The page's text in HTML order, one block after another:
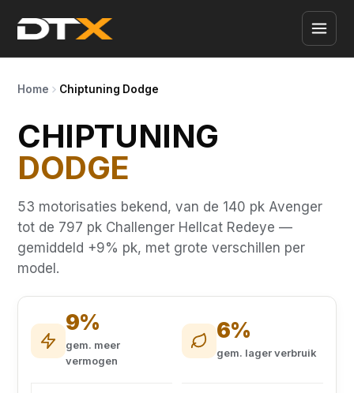
Home Chiptuning Dodge
CHIPTUNING
DODGE
53 motorisaties bekend, van de 140 pk Avenger
tot de 797 pk Challenger Hellcat Redeye —
gemiddeld +9% pk, met grote verschillen per
model.
9%
gem. meer
vermogen
6%
gem. lager verbruik